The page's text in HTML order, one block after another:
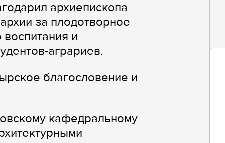
архиепископа
за плодотворное
и
аграриев.
благословение и
кафедральному